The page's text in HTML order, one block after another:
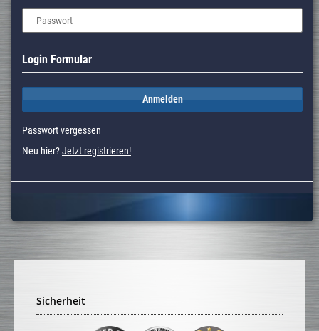
Passwort
Login Formular
Anmelden
Passwort vergessen
Neu hier?Jetzt registrieren!
Sicherheit